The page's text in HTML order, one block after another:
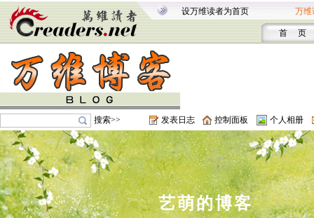
设万维读者为首页 万维
首 页
搜索>> 发表日志 控制面板 个人相册
艺萌的博客